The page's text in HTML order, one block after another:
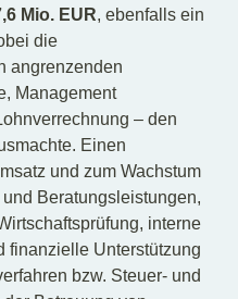
Mio. EUR, ebenfalls ein
die
angrenzenden
Management
– den
Einen
und zum Wachstum
Beratungsleistungen,
interne
finanzielle Unterstützung
bzw. Steuer- und